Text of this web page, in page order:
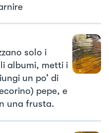
solo i
albumi, metti i
un po’ di
pepe, e
una frusta.